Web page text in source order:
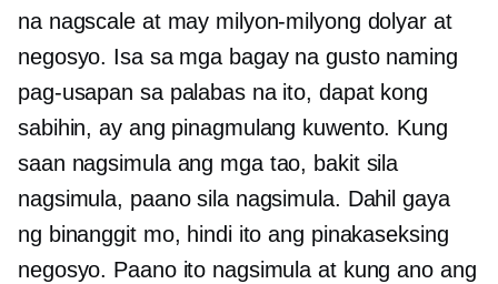
na nagscale at may milyon-milyong dolyar at
negosyo. Isa sa mga bagay na gusto naming
pag-usapan sa palabas na ito, dapat kong
sabihin, ay ang pinagmulang kuwento. Kung
saan nagsimula ang mga tao, bakit sila
nagsimula, paano sila nagsimula. Dahil gaya
ng binanggit mo, hindi ito ang pinakaseksing
negosyo. Paano ito nagsimula at kung ano ang